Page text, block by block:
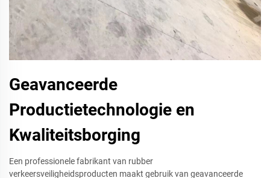
Geavanceerde
Productietechnologie en
Kwaliteitsborging
Een professionele fabrikant van rubber
verkeersveiligheidsproducten maakt gebruik van geavanceerde